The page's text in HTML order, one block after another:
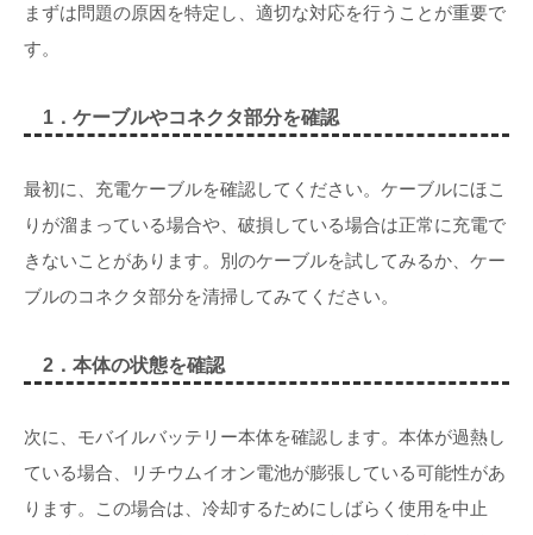
まずは問題の原因を特定し、適切な対応を行うことが重要で
す。
1．ケーブルやコネクタ部分を確認
最初に、充電ケーブルを確認してください。ケーブルにほこ
りが溜まっている場合や、破損している場合は正常に充電で
きないことがあります。別のケーブルを試してみるか、ケー
ブルのコネクタ部分を清掃してみてください。
2．本体の状態を確認
次に、モバイルバッテリー本体を確認します。本体が過熱し
ている場合、リチウムイオン電池が膨張している可能性があ
ります。この場合は、冷却するためにしばらく使用を中止